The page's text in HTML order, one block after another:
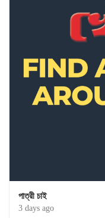
পাত্রী চাই
3 days ago